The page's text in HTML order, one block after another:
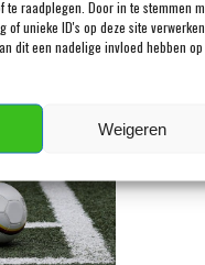
te raadplegen. Door in te stemmen
of unieke ID's op deze site
dit een nadelige invloed hebben
Weigeren